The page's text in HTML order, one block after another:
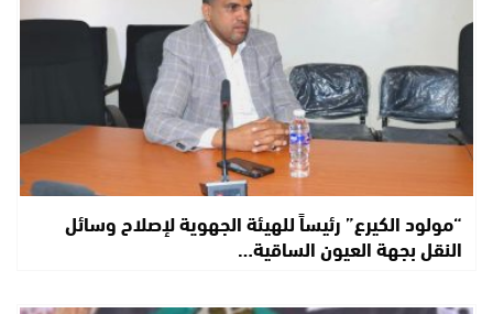
“مولود الكيرع” رئيساً للهيئة الجهوية لإصلاح وسائل
النقل بجهة العيون الساقية…